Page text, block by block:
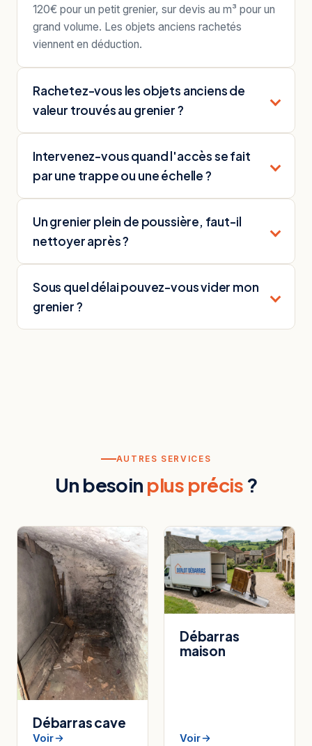
120€ pour un petit grenier, sur devis au m³ pour un
grand volume. Les objets anciens rachetés
viennent en déduction.
Rachetez-vous les objets anciens de
valeur trouvés au grenier ?
Intervenez-vous quand l'accès se fait
par une trappe ou une échelle ?
Un grenier plein de poussière, faut-il
nettoyer après ?
Sous quel délai pouvez-vous vider mon
grenier ?
AUTRES SERVICES
Un besoin plus précis ?
Débarras cave
Voir
Débarras
maison
Voir